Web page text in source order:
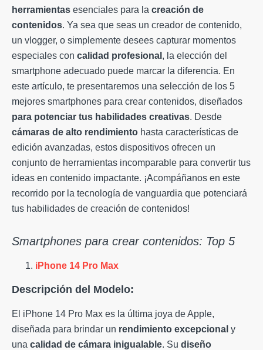
herramientas esenciales para la creación de
contenidos. Ya sea que seas un creador de contenido,
un vlogger, o simplemente desees capturar momentos
especiales con calidad profesional , la elección del
smartphone adecuado puede marcar la diferencia. En
este artículo, te presentaremos una selección de los 5
mejores smartphones para crear contenidos, diseñados
para potenciar tus habilidades creativas. Desde
cámaras de alto rendimiento hasta características de
edición avanzadas, estos dispositivos ofrecen un
conjunto de herramientas incomparable para convertir tus
ideas en contenido impactante. ¡Acompáñanos en este
recorrido por la tecnología de vanguardia que potenciará
tus habilidades de creación de contenidos!
Smartphones para crear contenidos: Top 5
iPhone 14 Pro Max
Descripción del Modelo:
El iPhone 14 Pro Max es la última joya de Apple,
diseñada para brindar un rendimiento excepcional y
una calidad de cámara inigualable. Su diseño